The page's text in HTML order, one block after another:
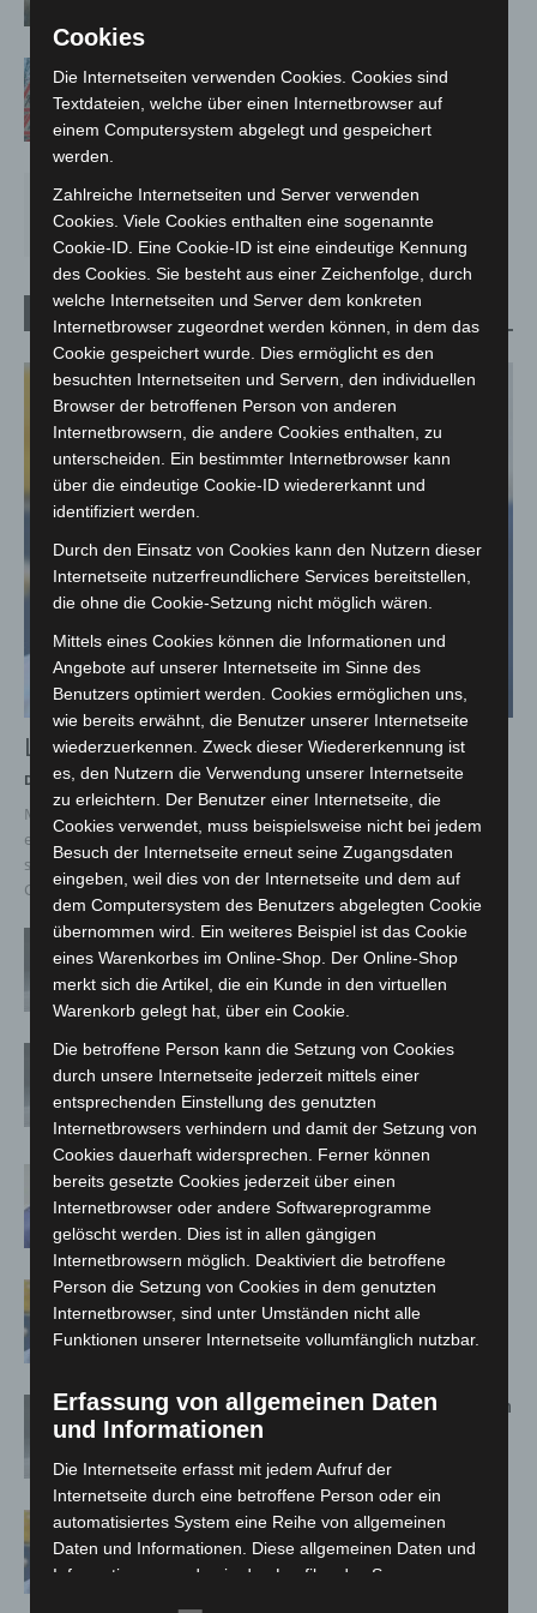
A2 bei Hannover: Vollsperrung Richtung
Berlin startet am 31. Juli
Wasservorrat anlegen:
Letzte Corona-Schutzmaßnahme läuft aus
Die Redaktion - 6. April 2023
Maskenpflicht in medizinischen und pflegerischen Einrichtungen
entfällt Hannover (pm). Ab dem 8. April (Samstag) entfällt, als letzte
staatlich geregelte Schutzmaßnahme gegen die Ausbreitung des
Corona-Virus,...
Corona-Verordnung in Niedersachsen zum
1. März aufgehoben
28. Februar 2023
Corona-Schutzmaßnahmen in Schule und
KiTa: vom Land bis Ostern –
Absonderungspflicht...
1. Februar 2023
Corona-Schutzmaßnahmen laufen aus
1. Februar 2023
Maskenpflicht im GVH entfällt ab 02.
Februar
31. Januar 2023
Absonderungsverordnung in Niedersachsen
läuft zum Monatsende aus
Niedersachsen und Bremen heben
Maskenpflicht im ÖPNV gemeinsam auf
14. Januar 2023
Cookies
Die Internetseiten verwenden Cookies. Cookies sind
Textdateien, welche über einen Internetbrowser auf
einem Computersystem abgelegt und gespeichert
werden.
Zahlreiche Internetseiten und Server verwenden
Cookies. Viele Cookies enthalten eine sogenannte
Cookie-ID. Eine Cookie-ID ist eine eindeutige Kennung
des Cookies. Sie besteht aus einer Zeichenfolge, durch
welche Internetseiten und Server dem konkreten
Internetbrowser zugeordnet werden können, in dem das
Cookie gespeichert wurde. Dies ermöglicht es den
besuchten Internetseiten und Servern, den individuellen
Browser der betroffenen Person von anderen
Internetbrowsern, die andere Cookies enthalten, zu
unterscheiden. Ein bestimmter Internetbrowser kann
über die eindeutige Cookie-ID wiedererkannt und
identifiziert werden.
Durch den Einsatz von Cookies kann den Nutzern dieser
Internetseite nutzerfreundlichere Services bereitstellen,
die ohne die Cookie-Setzung nicht möglich wären.
Mittels eines Cookies können die Informationen und
Angebote auf unserer Internetseite im Sinne des
Benutzers optimiert werden. Cookies ermöglichen uns,
wie bereits erwähnt, die Benutzer unserer Internetseite
wiederzuerkennen. Zweck dieser Wiedererkennung ist
es, den Nutzern die Verwendung unserer Internetseite
zu erleichtern. Der Benutzer einer Internetseite, die
Cookies verwendet, muss beispielsweise nicht bei jedem
Besuch der Internetseite erneut seine Zugangsdaten
eingeben, weil dies von der Internetseite und dem auf
dem Computersystem des Benutzers abgelegten Cookie
übernommen wird. Ein weiteres Beispiel ist das Cookie
eines Warenkorbes im Online-Shop. Der Online-Shop
merkt sich die Artikel, die ein Kunde in den virtuellen
Warenkorb gelegt hat, über ein Cookie.
Die betroffene Person kann die Setzung von Cookies
durch unsere Internetseite jederzeit mittels einer
entsprechenden Einstellung des genutzten
Internetbrowsers verhindern und damit der Setzung von
Cookies dauerhaft widersprechen. Ferner können
bereits gesetzte Cookies jederzeit über einen
Internetbrowser oder andere Softwareprogramme
gelöscht werden. Dies ist in allen gängigen
Internetbrowsern möglich. Deaktiviert die betroffene
Person die Setzung von Cookies in dem genutzten
Internetbrowser, sind unter Umständen nicht alle
Funktionen unserer Internetseite vollumfänglich nutzbar.
Erfassung von allgemeinen Daten
und Informationen
Die Internetseite erfasst mit jedem Aufruf der
Internetseite durch eine betroffene Person oder ein
automatisiertes System eine Reihe von allgemeinen
Daten und Informationen. Diese allgemeinen Daten und
Informationen werden in den Logfiles des Servers